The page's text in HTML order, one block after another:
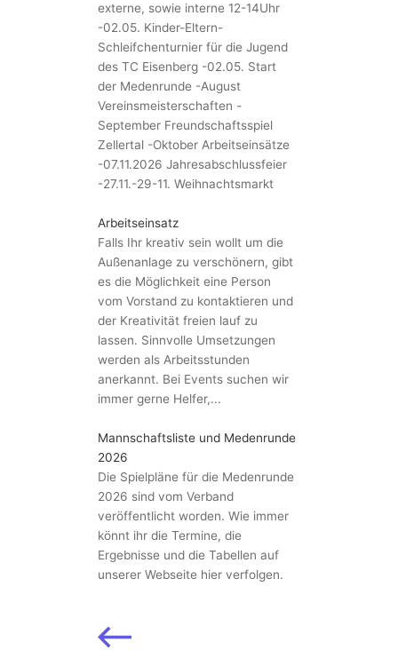
externe, sowie interne 12-14Uhr
-02.05. Kinder-Eltern-
Schleifchenturnier für die Jugend
des TC Eisenberg -02.05. Start
der Medenrunde -August
Vereinsmeisterschaften -
September Freundschaftsspiel
Zellertal -Oktober Arbeitseinsätze
-07.11.2026 Jahresabschlussfeier
-27.11.-29-11. Weihnachtsmarkt
Arbeitseinsatz
Falls Ihr kreativ sein wollt um die
Außenanlage zu verschönern, gibt
es die Möglichkeit eine Person
vom Vorstand zu kontaktieren und
der Kreativität freien lauf zu
lassen. Sinnvolle Umsetzungen
werden als Arbeitsstunden
anerkannt. Bei Events suchen wir
immer gerne Helfer,...
Mannschaftsliste und Medenrunde
2026
Die Spielpläne für die Medenrunde
2026 sind vom Verband
veröffentlicht worden. Wie immer
könnt ihr die Termine, die
Ergebnisse und die Tabellen auf
unserer Webseite hier verfolgen.